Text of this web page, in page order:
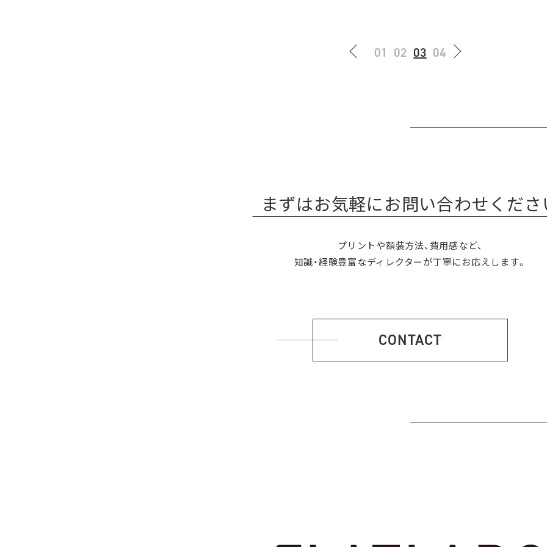
01 02 03 04
まずはお気軽にお問い合わせくださ
プリントや額装方法、費用感など、
知識・経験豊富なディレクターが丁寧にお応えします。
CONTACT